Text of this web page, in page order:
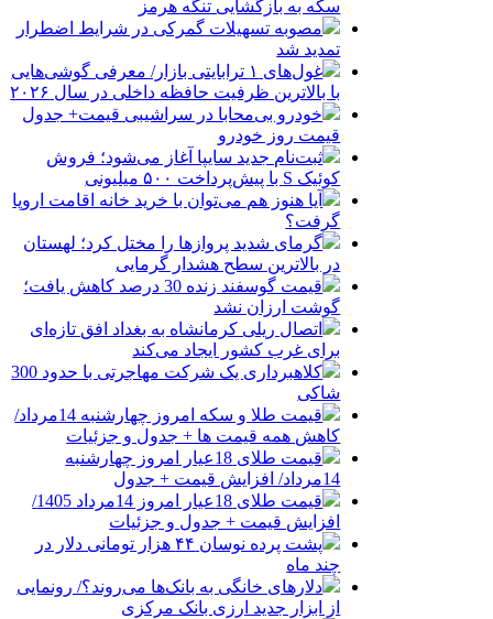
سکه به بازگشایی تنگه هرمز
مصوبه تسهیلات گمرکی در شرایط اضطرار
تمدید شد
غول‌های ۱ ترابایتی بازار/ معرفی گوشی‌هایی
با بالاترین ظرفیت حافظه داخلی در سال ۲۰۲۶
خودرو بی‌محابا در سراشیبی قیمت+ جدول
قیمت روز خودرو
ثبت‌نام جدید سایپا آغاز می‌شود؛ فروش
کوئیک S با پیش‌پرداخت ۵۰۰ میلیونی
آیا هنوز هم می‌توان با خرید خانه اقامت اروپا
گرفت؟
گرمای شدید پروازها را مختل کرد؛ لهستان
در بالاترین سطح هشدار گرمایی
قیمت گوسفند زنده 30 درصد کاهش یافت؛
گوشت ارزان نشد
اتصال ریلی کرمانشاه به بغداد افق تازه‌ای
برای غرب کشور ایجاد می‌کند
کلاهبرداری یک شرکت مهاجرتی با حدود 300
شاکی
قیمت طلا و سکه امروز چهارشنبه 14مرداد/
کاهش همه قیمت ها + جدول و جزئیات
قیمت طلای 18عیار امروز چهارشنبه
14مرداد/ افزایش قیمت + جدول
قیمت طلای 18عیار امروز 14مرداد 1405/
افزایش قیمت + جدول و جزئیات
پشت پرده نوسان ۴۴ هزار تومانی دلار در
چند ماه
دلارهای خانگی به بانک‌ها می‌روند؟/ رونمایی
از ابزار جدید ارزی بانک مرکزی